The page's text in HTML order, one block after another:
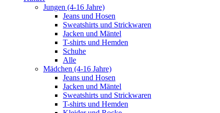
Jungen (4-16 Jahre)
Jeans und Hosen
Sweatshirts und Strickwaren
Jacken und Mäntel
T-shirts und Hemden
Schuhe
Alle
Mädchen (4-16 Jahre)
Jeans und Hosen
Jacken und Mäntel
Sweatshirts und Strickwaren
T-shirts und Hemden